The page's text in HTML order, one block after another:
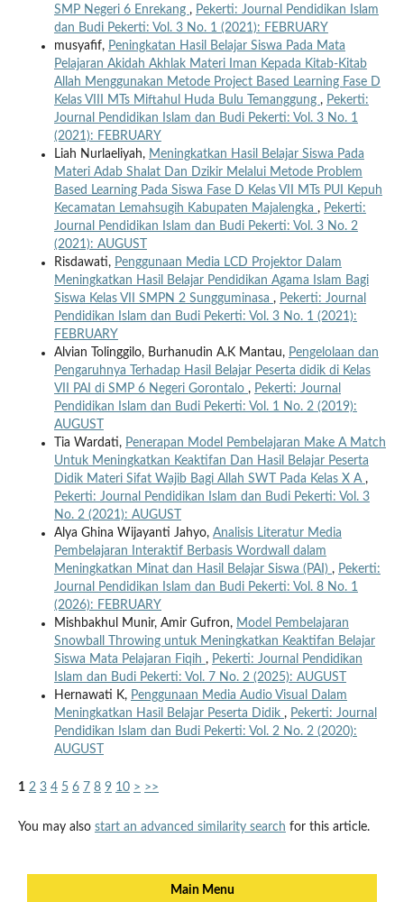
SMP Negeri 6 Enrekang , Pekerti: Journal Pendidikan Islam
dan Budi Pekerti: Vol. 3 No. 1 (2021): FEBRUARY
musyafif, Peningkatan Hasil Belajar Siswa Pada Mata
Pelajaran Akidah Akhlak Materi Iman Kepada Kitab-Kitab
Allah Menggunakan Metode Project Based Learning Fase D
Kelas VIII MTs Miftahul Huda Bulu Temanggung , Pekerti:
Journal Pendidikan Islam dan Budi Pekerti: Vol. 3 No. 1
(2021): FEBRUARY
Liah Nurlaeliyah, Meningkatkan Hasil Belajar Siswa Pada
Materi Adab Shalat Dan Dzikir Melalui Metode Problem
Based Learning Pada Siswa Fase D Kelas VII MTs PUI Kepuh
Kecamatan Lemahsugih Kabupaten Majalengka , Pekerti:
Journal Pendidikan Islam dan Budi Pekerti: Vol. 3 No. 2
(2021): AUGUST
Risdawati, Penggunaan Media LCD Projektor Dalam
Meningkatkan Hasil Belajar Pendidikan Agama Islam Bagi
Siswa Kelas VII SMPN 2 Sungguminasa , Pekerti: Journal
Pendidikan Islam dan Budi Pekerti: Vol. 3 No. 1 (2021):
FEBRUARY
Alvian Tolinggilo, Burhanudin A.K Mantau, Pengelolaan dan
Pengaruhnya Terhadap Hasil Belajar Peserta didik di Kelas
VII PAI di SMP 6 Negeri Gorontalo , Pekerti: Journal
Pendidikan Islam dan Budi Pekerti: Vol. 1 No. 2 (2019):
AUGUST
Tia Wardati, Penerapan Model Pembelajaran Make A Match
Untuk Meningkatkan Keaktifan Dan Hasil Belajar Peserta
Didik Materi Sifat Wajib Bagi Allah SWT Pada Kelas X A ,
Pekerti: Journal Pendidikan Islam dan Budi Pekerti: Vol. 3
No. 2 (2021): AUGUST
Alya Ghina Wijayanti Jahyo, Analisis Literatur Media
Pembelajaran Interaktif Berbasis Wordwall dalam
Meningkatkan Minat dan Hasil Belajar Siswa (PAI) , Pekerti:
Journal Pendidikan Islam dan Budi Pekerti: Vol. 8 No. 1
(2026): FEBRUARY
Mishbakhul Munir, Amir Gufron, Model Pembelajaran
Snowball Throwing untuk Meningkatkan Keaktifan Belajar
Siswa Mata Pelajaran Fiqih , Pekerti: Journal Pendidikan
Islam dan Budi Pekerti: Vol. 7 No. 2 (2025): AUGUST
Hernawati K, Penggunaan Media Audio Visual Dalam
Meningkatkan Hasil Belajar Peserta Didik , Pekerti: Journal
Pendidikan Islam dan Budi Pekerti: Vol. 2 No. 2 (2020):
AUGUST
1 2 3 4 5 6 7 8 9 10 > >>
You may also start an advanced similarity search for this article.
Main Menu